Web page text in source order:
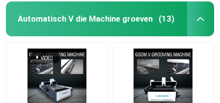
Automatisch V die Machine groeven (13)